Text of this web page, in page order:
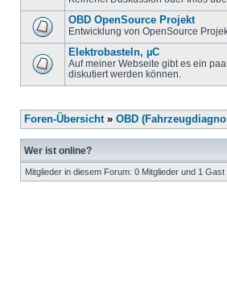
OBD OpenSource Projekt
Entwicklung von OpenSource
Elektrobasteln, µC
Auf meiner Webseite gibt es ein
diskutiert werden können.
Foren-Übersicht» OBD
Wer ist online?
Mitglieder in diesem Forum: 0 Mitglieder und 1 Gast